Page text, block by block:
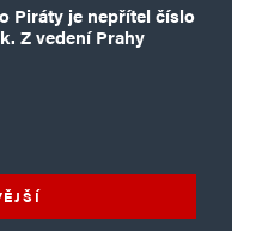
Piráty je nepřítel číslo
Z vedení Prahy